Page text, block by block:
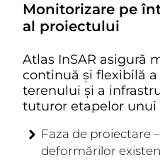
Monitorizare pe
al proiectului
Atlas InSAR asigură
continuă și flexibilă
terenului și a
tuturor etapelor unui
Faza de proiectare
deformărilor